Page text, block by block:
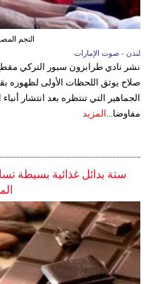
النجم
لندن - صوت الإمارات
نشر نادي طرابزون سبور التركي
صلاح يوثق اللحظات الأولى لظهوره
الجماهير التي تنتظره بعد انتشار
مفاوضا... المزيد
ستة بدائل غذائية بسيطة